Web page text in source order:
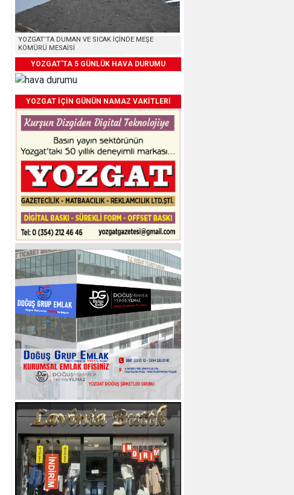
YOZGAT’TA DUMAN VE SICAK İÇİNDE MEŞE
KÖMÜRÜ MESAİSİ
YOZGAT'TA 5 GÜNLÜK HAVA DURUMU
YOZGAT İÇİN GÜNÜN NAMAZ VAKİTLERİ